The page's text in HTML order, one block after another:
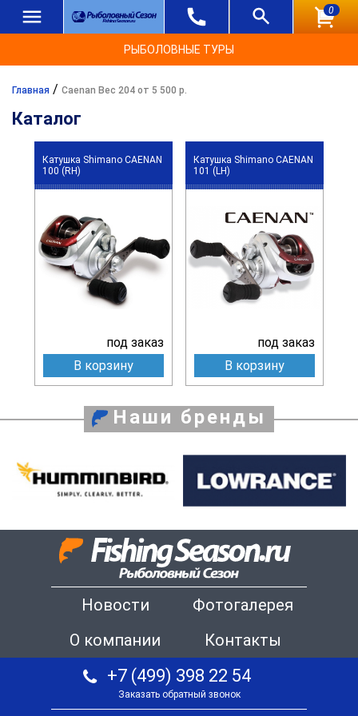
0
РЫБОЛОВНЫЕ ТУРЫ
Главная / Caenan Вес 204 от 5 500 р.
Каталог
Катушка Shimano CAENAN
100 (RH)
под заказ
В корзину
Катушка Shimano CAENAN
101 (LH)
под заказ
В корзину
Наши бренды
Новости
Фотогалерея
О компании
Контакты
+7 (499) 398 22 54
Заказать обратный звонок